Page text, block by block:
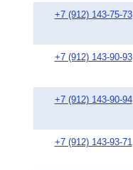
+7 (912) 143-75-73
+7 (912) 143-90-93
+7 (912) 143-90-94
+7 (912) 143-93-71